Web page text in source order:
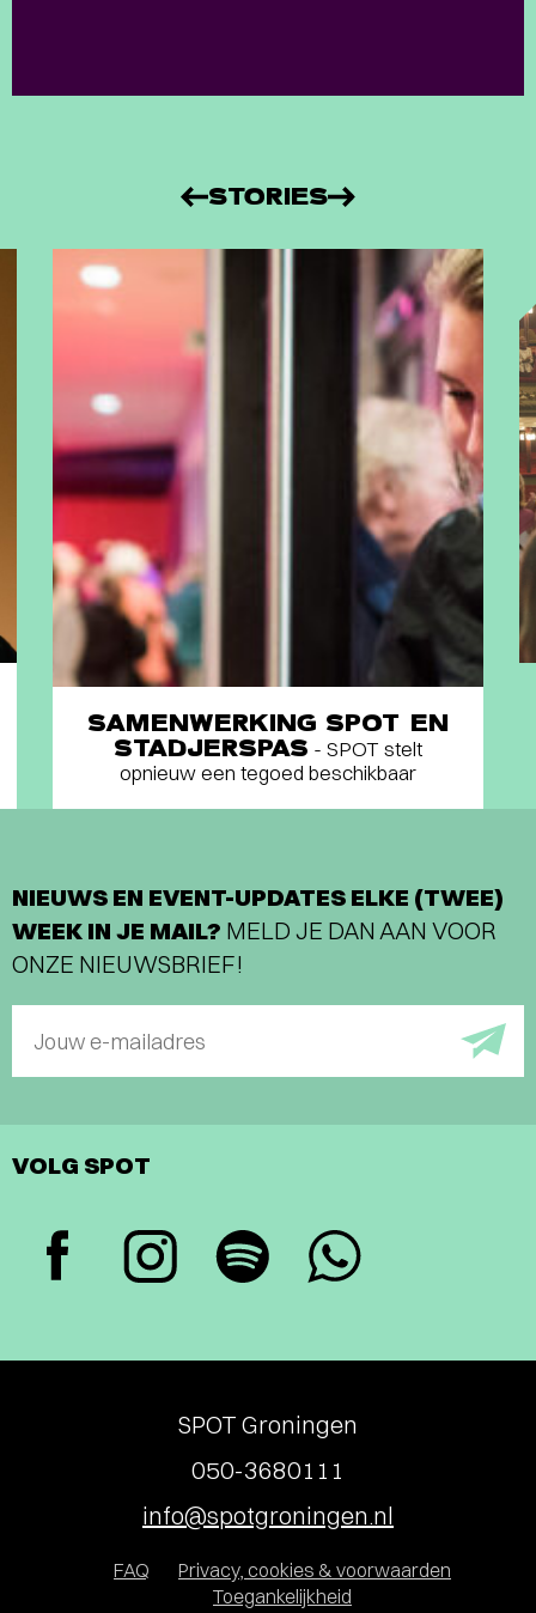
STORIES
SAMENWERKING SPOT EN
STADJERSPAS - SPOT stelt
opnieuw een tegoed beschikbaar
NIEUWS EN EVENT-UPDATES ELKE (TWEE)
WEEK IN JE MAIL? MELD JE DAN AAN VOOR
ONZE NIEUWSBRIEF!
Jouw e-mailadres
VOLG SPOT
SPOT Groningen
050-3680111
info@spotgroningen.nl
FAQ
Privacy, cookies & voorwaarden
Toegankelijkheid